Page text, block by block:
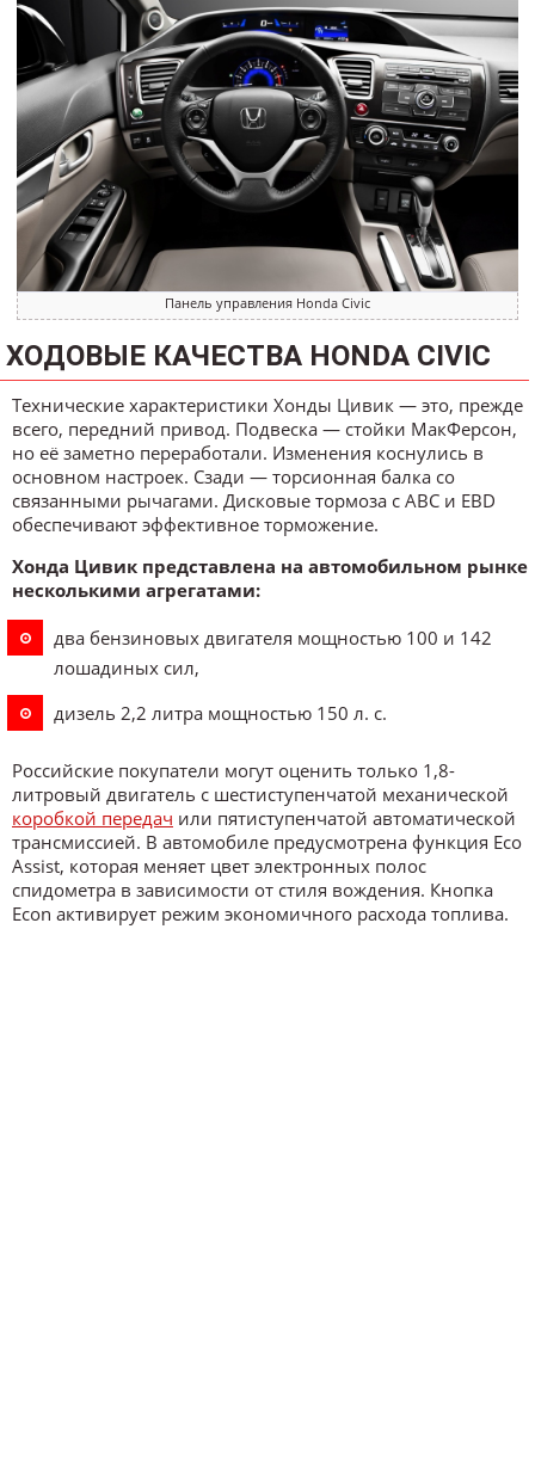
Панель управления Honda Civic
ХОДОВЫЕ КАЧЕСТВА HONDA CIVIC
Технические характеристики Хонды Цивик — это, прежде
всего, передний привод. Подвеска — стойки МакФерсон,
но её заметно переработали. Изменения коснулись в
основном настроек. Сзади — торсионная балка со
связанными рычагами. Дисковые тормоза с ABC и EBD
обеспечивают эффективное торможение.
Хонда Цивик представлена на автомобильном рынке
несколькими агрегатами:
два бензиновых двигателя мощностью 100 и 142
лошадиных сил,
дизель 2,2 литра мощностью 150 л. с.
Российские покупатели могут оценить только 1,8-
литровый двигатель с шестиступенчатой механической
коробкой передач или пятиступенчатой автоматической
трансмиссией. В автомобиле предусмотрена функция Eco
Assist, которая меняет цвет электронных полос
спидометра в зависимости от стиля вождения. Кнопка
Econ активирует режим экономичного расхода топлива.